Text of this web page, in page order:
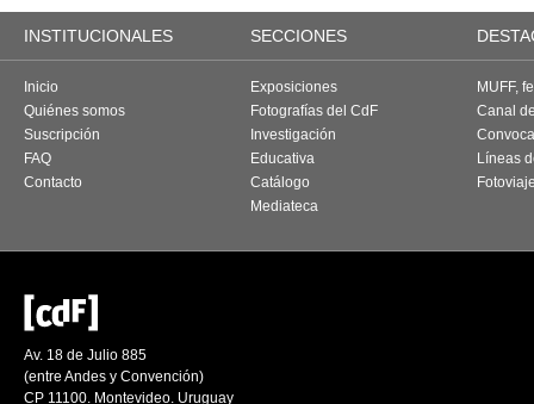
INSTITUCIONALES SECCIONES
Inicio
Quiénes somos
Suscripción
FAQ
Contacto
Exposiciones
Fotografías del CdF
Investigación
Educativa
Catálogo
Mediateca
MUFF,
Canal
Líneas
Av. 18 de Julio 885
(entre Andes y Convención)
CP 11100. Montevideo. Uruguay